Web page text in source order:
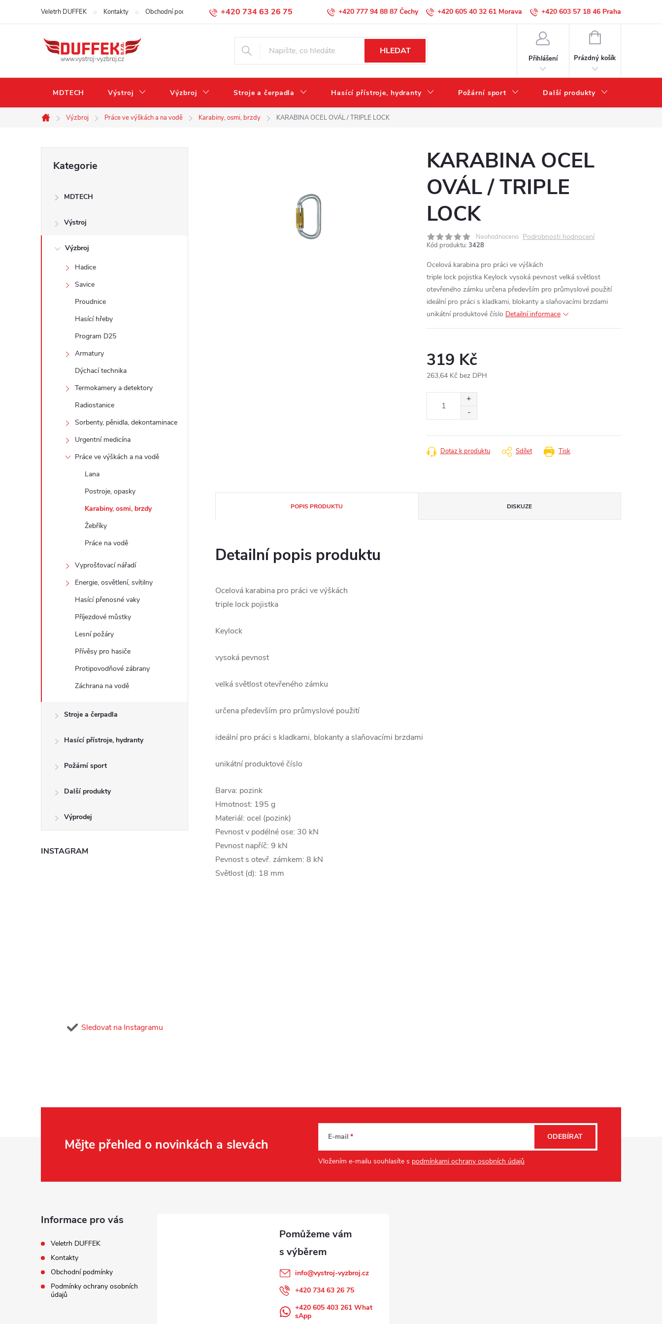
+420 734 63 26 75
Veletrh DUFFEK Kontakty Obchodní podmínky Podmínky ochrany osobních údajů +420 777 94 88 87 +420 605 40 32 61 +420 603 57 18 46
HLEDAT
Přihlášení
NÁKUPNÍ
Prázdný košík
MDTECH Výstroj Výzbroj Stroje a čerpadla Hasící přístroje, hydranty Požární sport Další produkty
Domů
Výzbroj Práce ve výškách a na vodě Karabiny, osmi, brzdy KARABINA OCEL OVÁL / TRIPLE LOCK
t
kategorie
Kategorie
MDTECH
Výstroj
Výzbroj
Hadice
Savice
Proudnice
Hasící hřeby
Program D25
Armatury
Dýchací technika
Termokamery a detektory
Radiostanice
Sorbenty, pěnidla, dekontaminace
Urgentní medicína
Práce ve výškách a na vodě
Lana
Postroje, opasky
Karabiny, osmi, brzdy
Žebříky
Práce na vodě
Vyprošťovací nářadí
Energie, osvětlení, svítilny
Hasící přenosné vaky
Příjezdové můstky
Lesní požáry
Přívěsy pro hasiče
Protipovodňové zábrany
Záchrana na vodě
Stroje a čerpadla
Hasící přístroje, hydranty
Požární sport
Další produkty
Výprodej
INSTAGRAM
Sledovat na Instagramu
KARABINA OCEL
OVÁL / TRIPLE
LOCK
Neohodnoceno Podrobnosti hodnocení
Kód produktu: 3428
Ocelová karabina pro práci ve výškách
triple lock pojistka Keylock vysoká pevnost velká světlost
otevřeného zámku určena především pro průmyslové použití
ideální pro práci s kladkami, blokanty a slaňovacími brzdami
unikátní produktové číslo Detailní informace
319 Kč
263,64 Kč bez DPH
Tisk
Dotaz k produktu Sdílet
POPIS PRODUKTU DISKUZE
Detailní popis produktu
Ocelová karabina pro práci ve výškách
triple lock pojistka
Keylock
vysoká pevnost
velká světlost otevřeného zámku
určena především pro průmyslové použití
ideální pro práci s kladkami, blokanty a slaňovacími brzdami
unikátní produktové číslo
Barva: pozink
Hmotnost: 195 g
Materiál: ocel (pozink)
Pevnost v podélné ose: 30 kN
Pevnost napříč: 9 kN
Pevnost s otevř. zámkem: 8 kN
Světlost (d): 18 mm
Mějte přehled o novinkách a slevách E-mail
Vložením e-mailu souhlasíte s podmínkami ochrany osobních údajů
ODEBÍRAT
Informace pro vás
Veletrh DUFFEK
Kontakty
Obchodní podmínky
Podmínky ochrany osobních
údajů
info@vystroj-vyzbroj.cz
+420 734 63 26 75
+420 605 403 261 What
sApp